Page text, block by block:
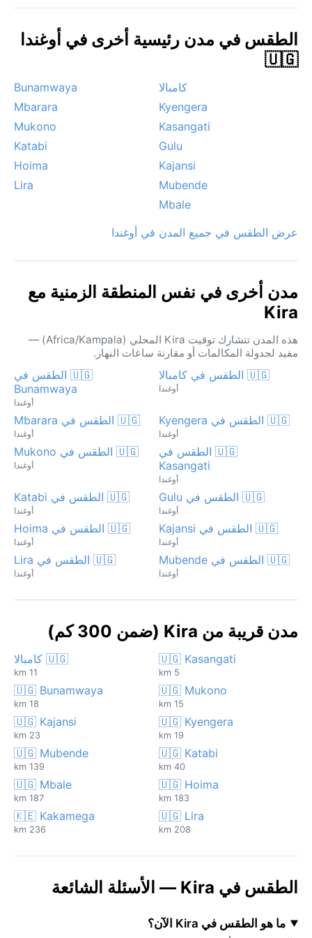
تتمثل في العواصف الرعدية بعد الظهر، خاصة خلال مواسم
الأمطار، حيث تتشكل السحب الكثيفة بسرعة وتسقط أمطار
غزيرة مصحوبة بالبرق والرعد. لا تشهد المدينة أعاصير أو
ثلوجاً، لكن الضباب الخفيف يغطي التلال صباحاً أحياناً. جوهر
الطقس في مدن رئيسية أخرى في أوغندا
🇺🇬
كامبالا
Bunamwaya
Kyengera
Mbarara
Kasangati
Mukono
Gulu
Katabi
Kajansi
Hoima
Mubende
Lira
Mbale
عرض الطقس في جميع المدن في أوغندا
مدن أخرى في نفس المنطقة الزمنية مع
Kira
هذه المدن تتشارك توقيت Kira المحلي (Africa/Kampala) —
مفيد لجدولة المكالمات أو مقارنة ساعات النهار.
🇺🇬 الطقس في كامبالا
أوغندا
🇺🇬 الطقس في
Bunamwaya
أوغندا
🇺🇬 الطقس في Kyengera
أوغندا
🇺🇬 الطقس في Mbarara
أوغندا
🇺🇬 الطقس في
Kasangati
أوغندا
🇺🇬 الطقس في Mukono
أوغندا
🇺🇬 الطقس في Gulu
أوغندا
🇺🇬 الطقس في Katabi
أوغندا
🇺🇬 الطقس في Kajansi
أوغندا
🇺🇬 الطقس في Hoima
أوغندا
🇺🇬 الطقس في Mubende
أوغندا
🇺🇬 الطقس في Lira
أوغندا
مدن قريبة من Kira (ضمن 300 كم)
🇺🇬 Kasangati
5 km
🇺🇬 كامبالا
11 km
🇺🇬 Mukono
15 km
🇺🇬 Bunamwaya
18 km
🇺🇬 Kyengera
19 km
🇺🇬 Kajansi
23 km
🇺🇬 Katabi
40 km
🇺🇬 Mubende
139 km
🇺🇬 Hoima
183 km
🇺🇬 Mbale
187 km
🇺🇬 Lira
208 km
🇰🇪 Kakamega
236 km
الطقس في Kira — الأسئلة الشائعة
ما هو الطقس في Kira الآن؟